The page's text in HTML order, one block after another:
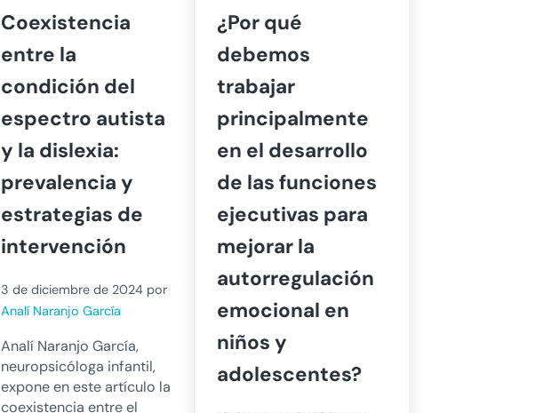
Coexistencia
entre la
condición del
espectro autista
y la dislexia:
prevalencia y
estrategias de
intervención
3 de diciembre de 2024 por
Analí Naranjo García
Analí Naranjo García,
neuropsicóloga infantil,
expone en este artículo la
coexistencia entre el
¿Por qué
debemos
trabajar
principalmente
en el desarrollo
de las funciones
ejecutivas para
mejorar la
autorregulación
emocional en
niños y
adolescentes?